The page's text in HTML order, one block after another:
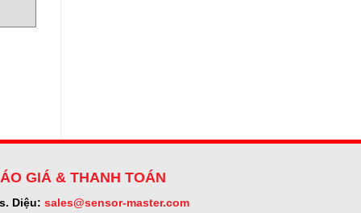
GIÁ & THANH TOÁN
Diệu: sales@sensor-master.com